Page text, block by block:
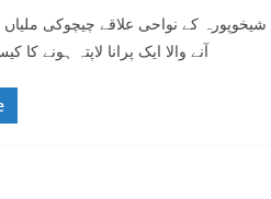
شیخوپورہ کے نواحی علاقے چیچوکی
آنے والا ایک پرانا لاپتہ ہونے کا